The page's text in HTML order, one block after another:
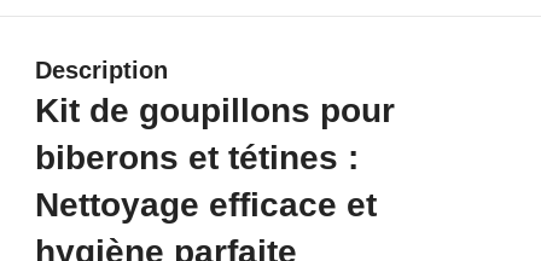
Description
Kit de goupillons pour
biberons et tétines :
Nettoyage efficace et
hygiène parfaite